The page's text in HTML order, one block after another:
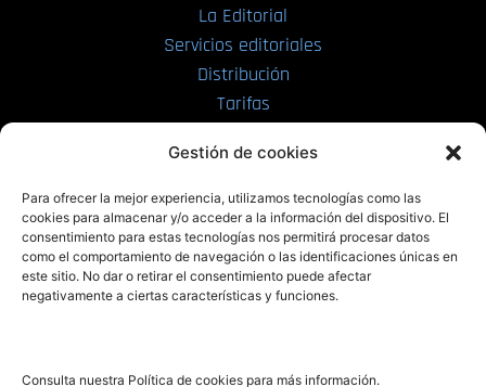
Gestión de cookies
Para ofrecer la mejor experiencia, utilizamos tecnologías como las
cookies para almacenar y/o acceder a la información del dispositivo. El
consentimiento para estas tecnologías nos permitirá procesar datos
como el comportamiento de navegación o las identificaciones únicas en
este sitio. No dar o retirar el consentimiento puede afectar
negativamente a ciertas características y funciones.
Consulta nuestra Política de cookies para más información.
La Editorial
Servicios editoriales
Distribución
Tarifas
PRL | Films
PRL | Play
PRL | LAB